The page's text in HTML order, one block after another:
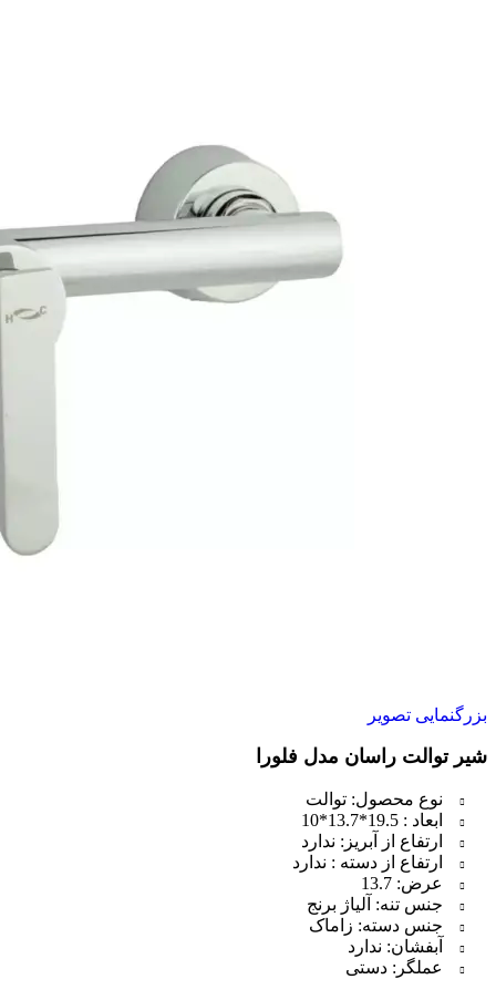
بزرگنمایی تصویر
شیر توالت راسان مدل فلورا
نوع محصول: توالت
ابعاد : 19.5*13.7*10
ارتفاع از آبریز: ندارد
ارتفاع از دسته : ندارد
عرض: 13.7
جنس تنه: آلیاژ برنج
جنس دسته: زاماک
آبفشان: ندارد
عملگر: دستی